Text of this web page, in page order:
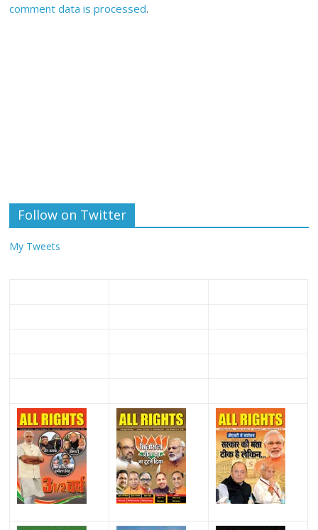
comment data is processed.
Follow on Twitter
My Tweets